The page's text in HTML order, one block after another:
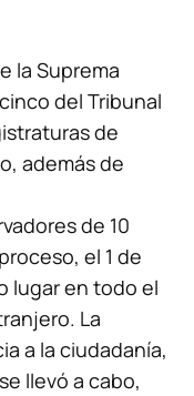
la Suprema
del Tribunal
de
además de
de 10
el 1 de
lugar en todo el
La
a la ciudadanía,
llevó a cabo,